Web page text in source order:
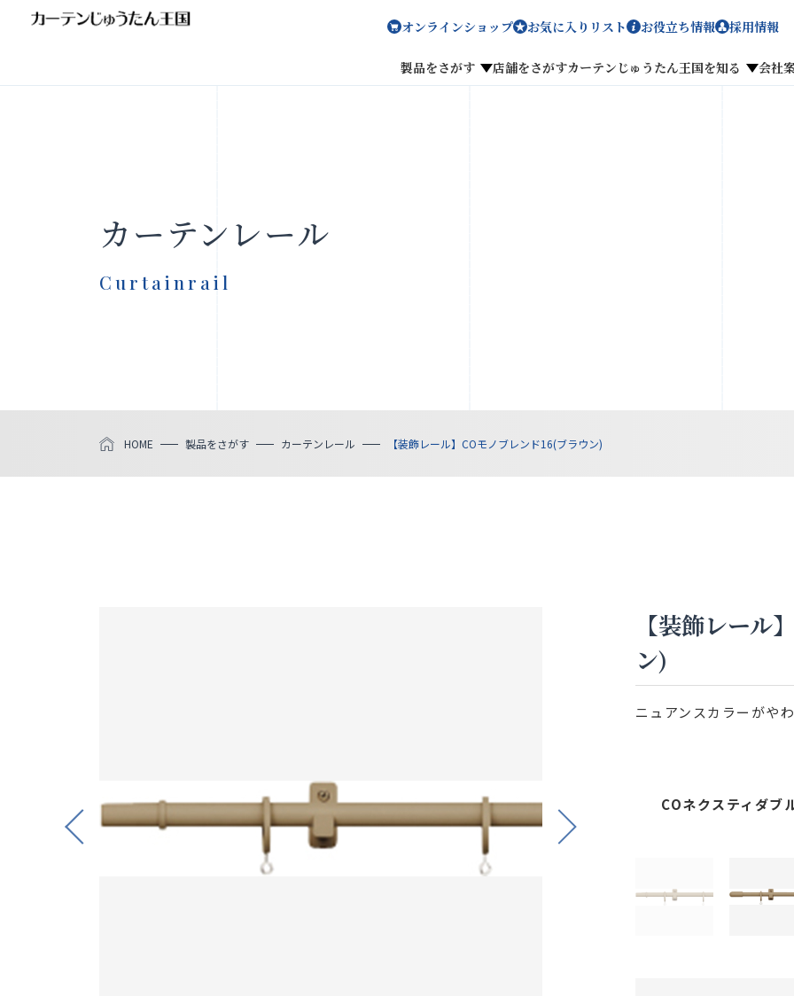
オンラインショップ お気に入りリスト お役立ち情報 採用情報
製品をさがす 店舗をさがすカーテンじゅうたん王国を知る 会社
製品をさがす
カーテンレール
Curtainrail
HOME 製品をさがす カーテンレール 【装飾レール】COモノブレンド16(ブラウン)
Previous Next
【装飾レール
ン)
ニュアンスカラーがや
COネクスティダブ